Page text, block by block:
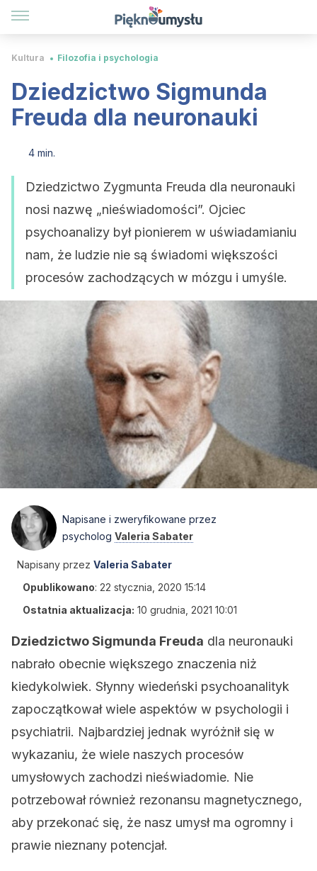
Kultura Filozofia i psychologia
Dziedzictwo Sigmunda
Freuda dla neuronauki
4 min.
Dziedzictwo Zygmunta Freuda dla neuronauki
nosi nazwę „nieświadomości”. Ojciec
psychoanalizy był pionierem w uświadamianiu
nam, że ludzie nie są świadomi większości
procesów zachodzących w mózgu i umyśle.
Napisane i zweryfikowane przez
psycholog Valeria Sabater
Napisany przez Valeria Sabater
Opublikowano: 22 stycznia, 2020 15:14
Ostatnia aktualizacja: 10 grudnia, 2021 10:01
Dziedzictwo Sigmunda Freuda dla neuronauki
nabrało obecnie większego znaczenia niż
kiedykolwiek. Słynny wiedeński psychoanalityk
zapoczątkował wiele aspektów w psychologii i
psychiatrii. Najbardziej jednak wyróżnił się w
wykazaniu, że wiele naszych procesów
umysłowych zachodzi nieświadomie. Nie
potrzebował również rezonansu magnetycznego,
aby przekonać się, że nasz umysł ma ogromny i
prawie nieznany potencjał.